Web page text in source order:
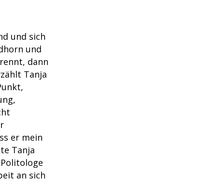
und sich
und
dann
Tanja
er mein
Tanja
an sich